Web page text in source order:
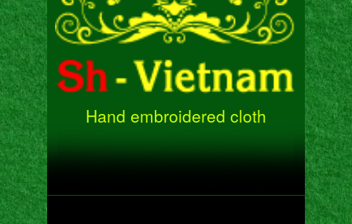
Hand embroidered cloth